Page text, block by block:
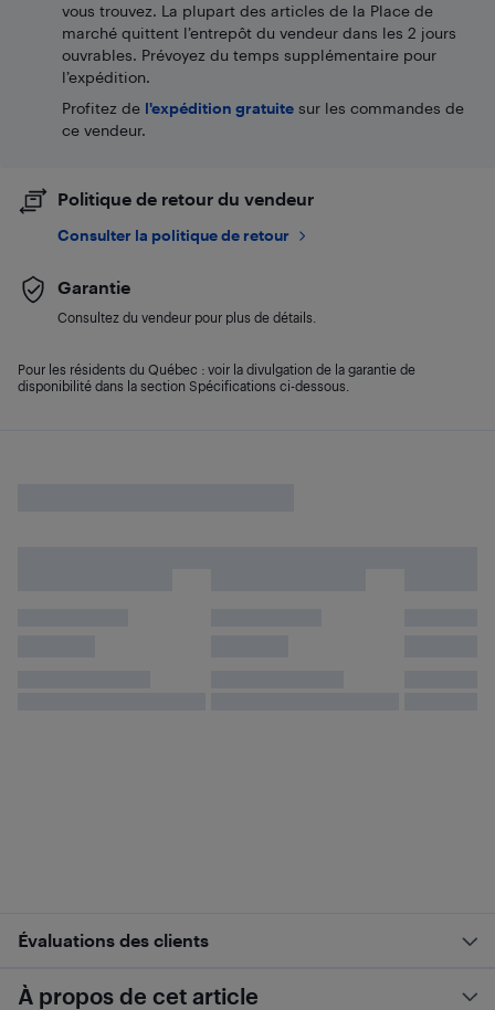
vous trouvez. La plupart des articles de la Place de
marché quittent l’entrepôt du vendeur dans les 2 jours
ouvrables. Prévoyez du temps supplémentaire pour
l’expédition.
Profitez de l'expédition gratuite sur les commandes de
ce vendeur.
Politique de retour du vendeur
Consulter la politique de retour
Garantie
Consultez du vendeur pour plus de détails.
Pour les résidents du Québec : voir la divulgation de la garantie de
disponibilité dans la section Spécifications ci-dessous.
Évaluations des clients
À propos de cet article